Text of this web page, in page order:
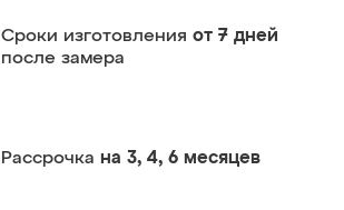
Сроки изготовления от 7 дней
после замера
Рассрочка на 3, 4, 6 месяцев